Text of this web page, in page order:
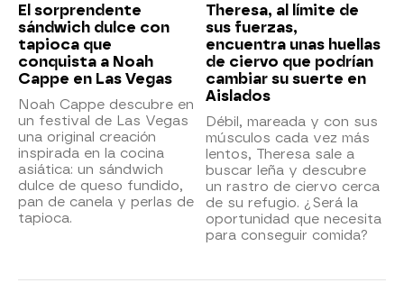
El sorprendente
sándwich dulce con
tapioca que
conquista a Noah
Cappe en Las Vegas
Noah Cappe descubre en
un festival de Las Vegas
una original creación
inspirada en la cocina
asiática: un sándwich
dulce de queso fundido,
pan de canela y perlas de
tapioca.
Theresa, al límite de
sus fuerzas,
encuentra unas huellas
de ciervo que podrían
cambiar su suerte en
Aislados
Débil, mareada y con sus
músculos cada vez más
lentos, Theresa sale a
buscar leña y descubre
un rastro de ciervo cerca
de su refugio. ¿Será la
oportunidad que necesita
para conseguir comida?